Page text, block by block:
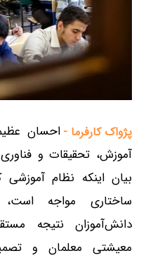
پژواک کارفرما -احسان
آموزش، تحقیقات و
بیان اینکه نظام
ساختاری مواجه
دانش‌آموزان نتیجه
معیشتی معلمان و